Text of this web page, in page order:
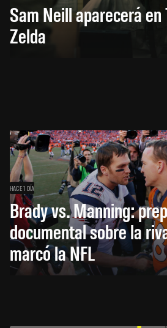
Sam Neill aparecerá
Zelda
HACE 1 DÍA
Brady vs. Manning:
documental sobre la
marcó la NFL